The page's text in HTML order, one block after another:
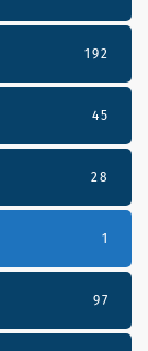
192
45
28
1
97